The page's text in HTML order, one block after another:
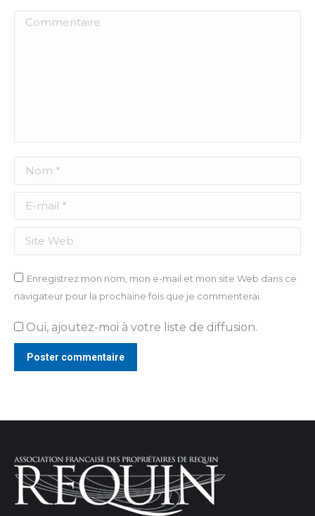
Commentaire
Nom *
E-mail *
Site Web
Enregistrez mon nom, mon e-mail et mon site Web dans ce
navigateur pour la prochaine fois que je commenterai.
Oui, ajoutez-moi à votre liste de diffusion.
Poster commentaire